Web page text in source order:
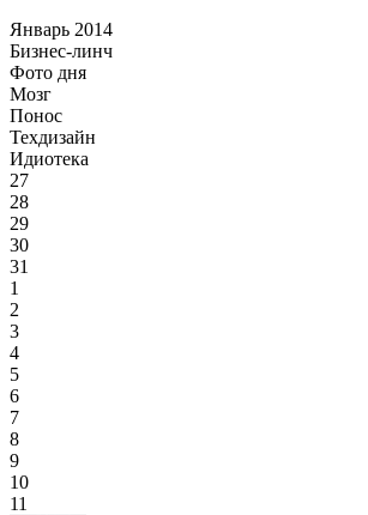
Январь 2014
Бизнес-линч
Фото дня
Мозг
Понос
Техдизайн
Идиотека
27
28
29
30
31
1
2
3
4
5
6
7
8
9
10
11